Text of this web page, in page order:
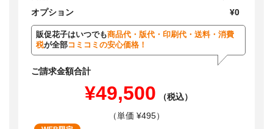
オプション
¥0
販促花子はいつでも商品代・版代・印刷代・送料・消費
税が全部コミコミの安心価格！
ご請求金額合計
¥49,500
（税込）
（単価 ¥495）